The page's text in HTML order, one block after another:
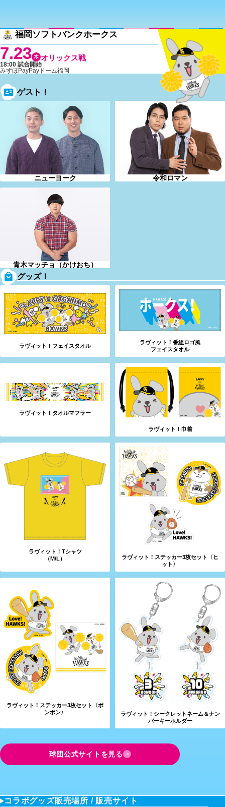
福岡ソフトバンクホークス
7.23 木 オリックス戦
18:00 試合開始
みずほPayPayドーム福岡
ゲスト！
ニューヨーク 令和ロマン
青木マッチョ（かけおち）
グッズ！
ラヴィット！フェイスタオル
ラヴィット！番組ロゴ風
フェイスタオル
ラヴィット！タオルマフラー
ラヴィット！巾着
ラヴィット！Tシャツ
（M/L）
ラヴィット！ステッカー3枚セット〈ヒ
ット〉
ラヴィット！ステッカー3枚セット〈ポ
ンポン〉
ラヴィット！シークレットネーム＆ナン
バーキーホルダー
球団公式サイトを見る
コラボグッズ販売場所 / 販売サイト